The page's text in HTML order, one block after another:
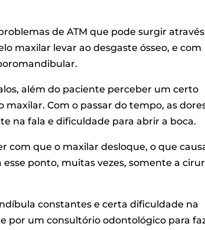
de ATM que pode surgir
maxilar levar ao desgaste ósseo, e com
além do paciente perceber um certo
Com o passar do tempo, as
na fala e dificuldade para abrir a boca.
com que o maxilar desloque, o que
ponto, muitas vezes, somente a
constantes e certa dificuldade na
por um consultório odontológico para